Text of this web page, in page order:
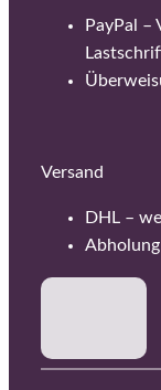
PayPal –
Versand
DHL –